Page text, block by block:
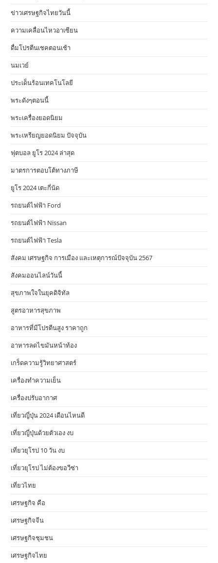
ข่าวเศรษฐกิจไทยวันนี้
ความเคลื่อนไหวอาเซียน
ดื่มโปรตีนเชคตอนเช้า
นมเวย์
ประเด็นร้อนเทคโนโลยี
พระดังๆตอนนี้
พระเครื่องยอดนิยม
พระเหรียญยอดนิยม ปัจจุบัน
ฟุตบอล ยูโร 2024 ล่าสุด
มาตรการตอบโต้ทางภาษี
ยูโร 2024 เตะกี่นัด
รถยนต์ไฟฟ้า Ford
รถยนต์ไฟฟ้า Nissan
รถยนต์ไฟฟ้า Tesla
สังคม เศรษฐกิจ การเมือง และเหตุการณ์ปัจจุบัน 2567
สังคมออนไลน์วันนี้
สุขภาพใจในยุคดิจิทัล
สูตรอาหารสุขภาพ
อาหารที่มีโปรตีนสูง ราคาถูก
อาหารลดไขมันหน้าท้อง
เกร็ดความรู้วิทยาศาสตร์
เครื่องทำความเย็น
เครื่องปรับอากาศ
เที่ยวญี่ปุ่น 2024 เดือนไหนดี
เที่ยวญี่ปุ่นด้วยตัวเอง งบ
เที่ยวยุโรป 10 วัน งบ
เที่ยวยุโรป ไม่ต้องขอวีซ่า
เที่ยวไทย
เศรษฐกิจ คือ
เศรษฐกิจจีน
เศรษฐกิจชุมชน
เศรษฐกิจไทย